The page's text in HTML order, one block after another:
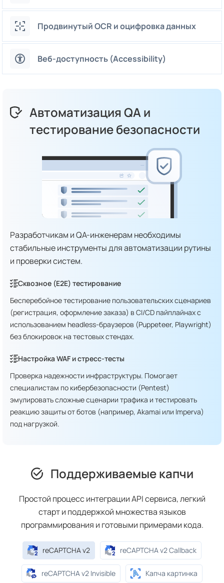
Продвинутый OCR и оцифровка данных
Веб-доступность (Accessibility)
Автоматизация QA и
тестирование безопасности
Разработчикам и QA-инженерам необходимы
стабильные инструменты для автоматизации рутины
и проверки систем.
Сквозное (E2E) тестирование
Бесперебойное тестирование пользовательских сценариев
(регистрация, оформление заказа) в CI/CD пайплайнах с
использованием headless-браузеров (Puppeteer, Playwright)
без блокировок на тестовых стендах.
Настройка WAF и стресс-тесты
Проверка надежности инфраструктуры. Помогает
специалистам по кибербезопасности (Pentest)
эмулировать сложные сценарии трафика и тестировать
реакцию защиты от ботов (например, Akamai или Imperva)
под нагрузкой.
Поддерживаемые капчи
Простой процесс интеграции API сервиса, легкий
старт и поддержкой множества языков
программирования и готовыми примерами кода.
reCAPTCHA v2 reCAPTCHA v2 Callback
reCAPTCHA v2 Invisible Капча картинка